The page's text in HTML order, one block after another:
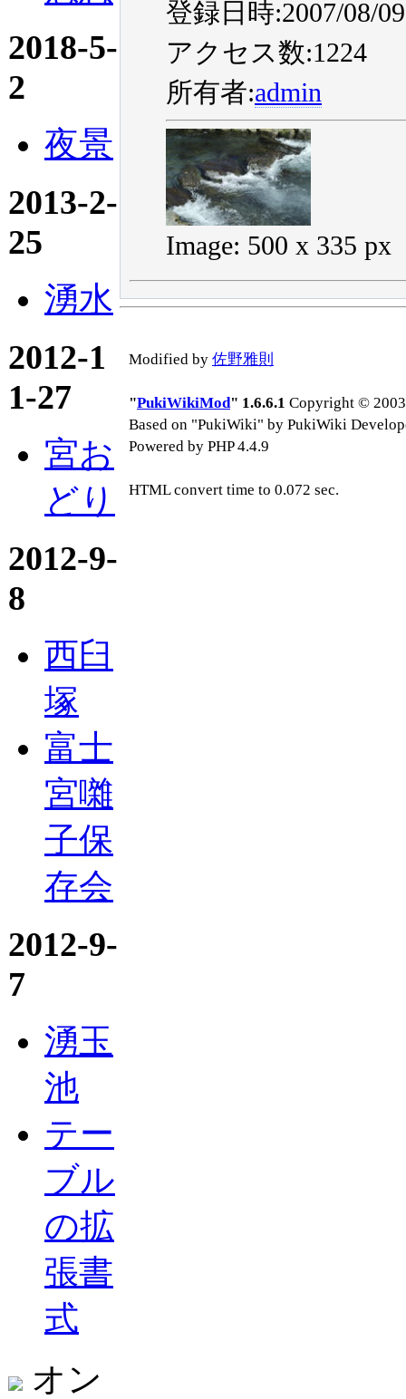
2018-5-
2
夜景
2013-2-
25
湧水
2012-1
1-27
宮お
どり
2012-9-
8
西臼
塚
富士
宮囃
子保
存会
2012-9-
7
湧玉
池
テー
ブル
の拡
張書
式
オン
登録日時:2007/08/
アクセス数:1224
所有者:admin
Image: 500 x 335 px
Modified by 佐野雅則
"PukiWikiMod" 1.6.6.1 Copyright ©
Based on "PukiWiki" by PukiWiki
Powered by PHP 4.4.9
HTML convert time to 0.072 sec.